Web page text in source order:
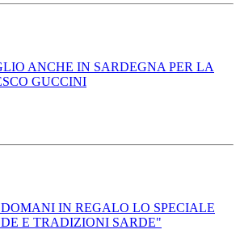
ANCHE IN SARDEGNA PER LA
GUCCINI
IN REGALO LO SPECIALE
E TRADIZIONI SARDE"